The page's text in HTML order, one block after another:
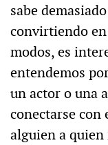
sabe
convirtiendo
modos, es
entendemos
un actor o una
conectarse con
alguien a